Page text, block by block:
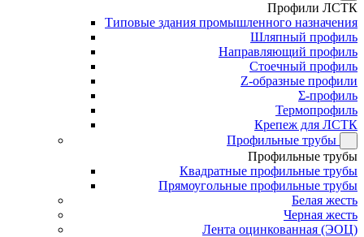
Профили ЛСТК
Типовые здания промышленного назначения
Шляпный профиль
Направляющий профиль
Стоечный профиль
Z-образные профили
Σ-профиль
Термопрофиль
Крепеж для ЛСТК
Профильные трубы
Профильные трубы
Квадратные профильные трубы
Прямоугольные профильные трубы
Белая жесть
Черная жесть
Лента оцинкованная (ЭОЦ)